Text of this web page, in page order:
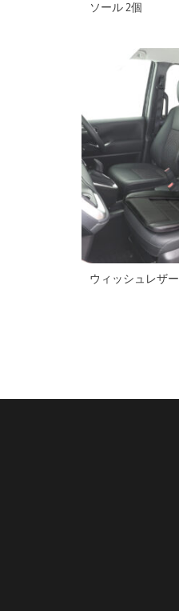
ソール 2個
ウィッシュレザー